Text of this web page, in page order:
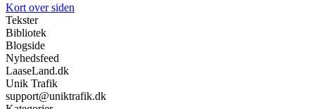
Kort over siden
Tekster
Bibliotek
Blogside
Nyhedsfeed
LaaseLand.dk
Unik Trafik
support@uniktrafik.dk